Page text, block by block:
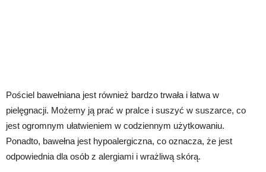
Pościel bawełniana jest również bardzo trwała i łatwa w
pielęgnacji. Możemy ją prać w pralce i suszyć w suszarce, co
jest ogromnym ułatwieniem w codziennym użytkowaniu.
Ponadto, bawełna jest hypoalergiczna, co oznacza, że jest
odpowiednia dla osób z alergiami i wrażliwą skórą.